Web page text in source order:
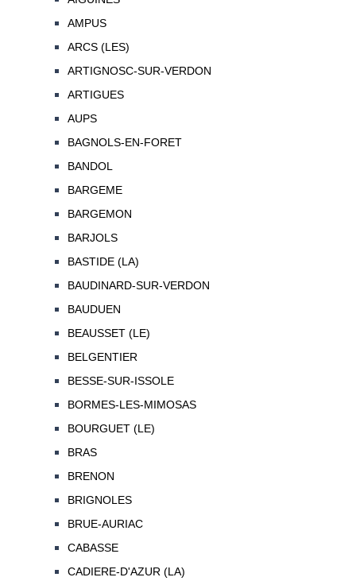
AMPUS
ARCS (LES)
ARTIGNOSC-SUR-VERDON
ARTIGUES
AUPS
BAGNOLS-EN-FORET
BANDOL
BARGEME
BARGEMON
BARJOLS
BASTIDE (LA)
BAUDINARD-SUR-VERDON
BAUDUEN
BEAUSSET (LE)
BELGENTIER
BESSE-SUR-ISSOLE
BORMES-LES-MIMOSAS
BOURGUET (LE)
BRAS
BRENON
BRIGNOLES
BRUE-AURIAC
CABASSE
CADIERE-D'AZUR (LA)